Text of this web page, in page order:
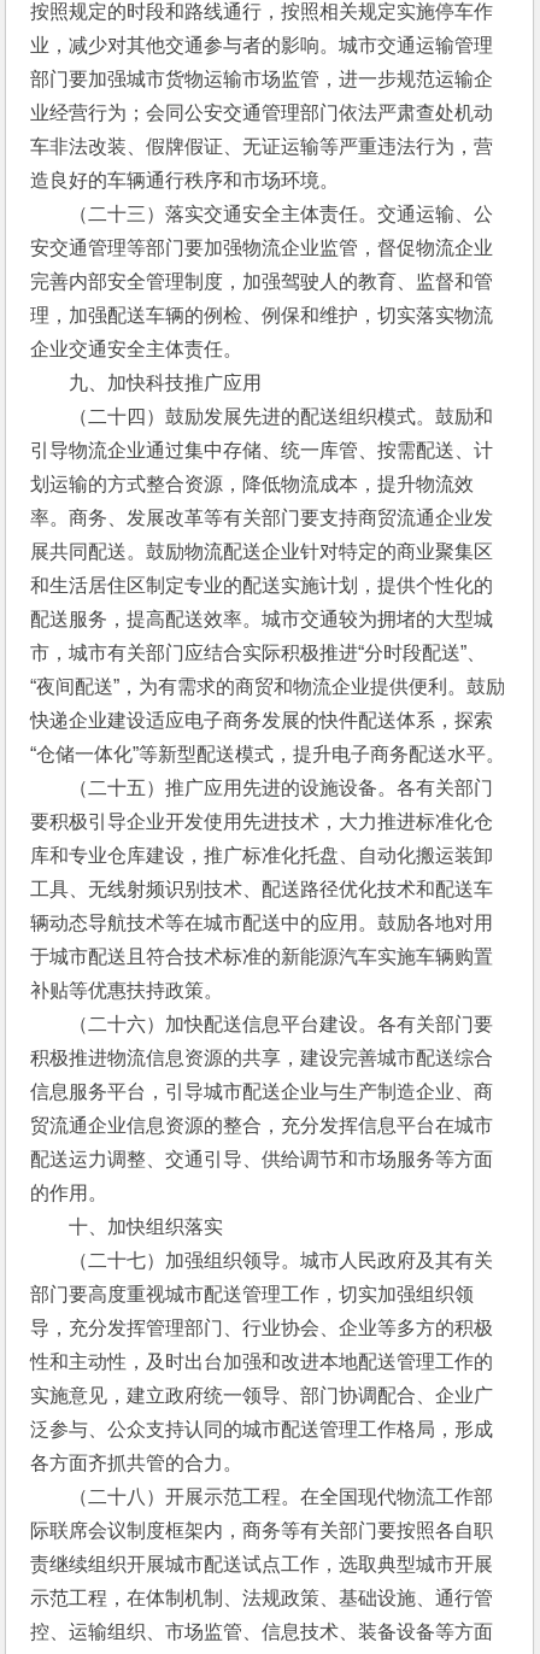
按照规定的时段和路线通行，按照相关规定实施停车作
业，减少对其他交通参与者的影响。城市交通运输管理
部门要加强城市货物运输市场监管，进一步规范运输企
业经营行为；会同公安交通管理部门依法严肃查处机动
车非法改装、假牌假证、无证运输等严重违法行为，营
造良好的车辆通行秩序和市场环境。
（二十三）落实交通安全主体责任。交通运输、公
安交通管理等部门要加强物流企业监管，督促物流企业
完善内部安全管理制度，加强驾驶人的教育、监督和管
理，加强配送车辆的例检、例保和维护，切实落实物流
企业交通安全主体责任。
九、加快科技推广应用
（二十四）鼓励发展先进的配送组织模式。鼓励和
引导物流企业通过集中存储、统一库管、按需配送、计
划运输的方式整合资源，降低物流成本，提升物流效
率。商务、发展改革等有关部门要支持商贸流通企业发
展共同配送。鼓励物流配送企业针对特定的商业聚集区
和生活居住区制定专业的配送实施计划，提供个性化的
配送服务，提高配送效率。城市交通较为拥堵的大型城
市，城市有关部门应结合实际积极推进“分时段配送”、
“夜间配送”，为有需求的商贸和物流企业提供便利。鼓励
快递企业建设适应电子商务发展的快件配送体系，探索
“仓储一体化”等新型配送模式，提升电子商务配送水平。
（二十五）推广应用先进的设施设备。各有关部门
要积极引导企业开发使用先进技术，大力推进标准化仓
库和专业仓库建设，推广标准化托盘、自动化搬运装卸
工具、无线射频识别技术、配送路径优化技术和配送车
辆动态导航技术等在城市配送中的应用。鼓励各地对用
于城市配送且符合技术标准的新能源汽车实施车辆购置
补贴等优惠扶持政策。
（二十六）加快配送信息平台建设。各有关部门要
积极推进物流信息资源的共享，建设完善城市配送综合
信息服务平台，引导城市配送企业与生产制造企业、商
贸流通企业信息资源的整合，充分发挥信息平台在城市
配送运力调整、交通引导、供给调节和市场服务等方面
的作用。
十、加快组织落实
（二十七）加强组织领导。城市人民政府及其有关
部门要高度重视城市配送管理工作，切实加强组织领
导，充分发挥管理部门、行业协会、企业等多方的积极
性和主动性，及时出台加强和改进本地配送管理工作的
实施意见，建立政府统一领导、部门协调配合、企业广
泛参与、公众支持认同的城市配送管理工作格局，形成
各方面齐抓共管的合力。
（二十八）开展示范工程。在全国现代物流工作部
际联席会议制度框架内，商务等有关部门要按照各自职
责继续组织开展城市配送试点工作，选取典型城市开展
示范工程，在体制机制、法规政策、基础设施、通行管
控、运输组织、市场监管、信息技术、装备设备等方面